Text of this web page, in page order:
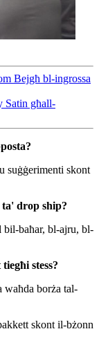
Bejgħ bl-ingrossa
Satin għall-
suġġerimenti skont
drop ship?
bil-baħar, bl-ajru, bl-
stess?
waħda borża tal-
skont il-bżonn